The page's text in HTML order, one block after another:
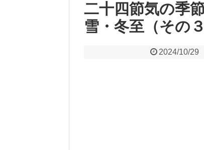
二十四節気の季
雪・冬至（その
2024/10/29